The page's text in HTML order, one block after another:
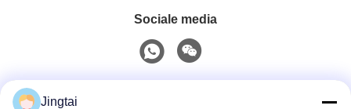
Sociale media
Jingtai